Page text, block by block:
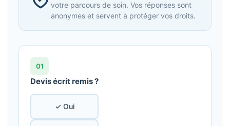
votre parcours de soin. Vos réponses sont
anonymes et servent à protéger vos droits.
01
Devis écrit remis ?
✓ Oui